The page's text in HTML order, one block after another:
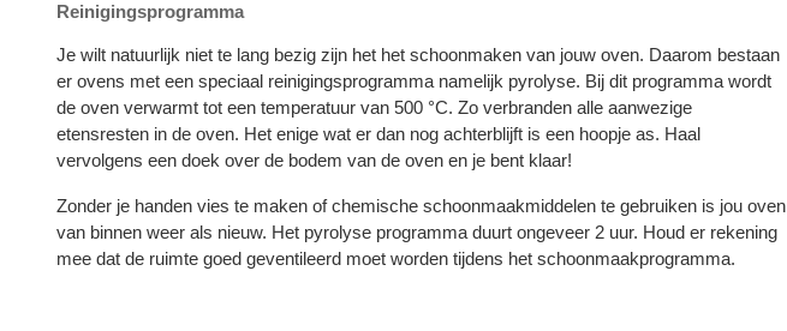
Reinigingsprogramma
Je wilt natuurlijk niet te lang bezig zijn het het schoonmaken van jouw oven. Daarom bestaan
er ovens met een speciaal reinigingsprogramma namelijk pyrolyse. Bij dit programma wordt
de oven verwarmt tot een temperatuur van 500 °C. Zo verbranden alle aanwezige
etensresten in de oven. Het enige wat er dan nog achterblijft is een hoopje as. Haal
vervolgens een doek over de bodem van de oven en je bent klaar!
Zonder je handen vies te maken of chemische schoonmaakmiddelen te gebruiken is jou oven
van binnen weer als nieuw. Het pyrolyse programma duurt ongeveer 2 uur. Houd er rekening
mee dat de ruimte goed geventileerd moet worden tijdens het schoonmaakprogramma.